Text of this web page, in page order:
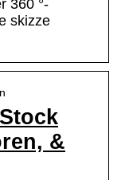
360 °-
skizze
&